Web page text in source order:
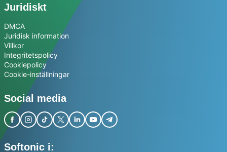
Juridiskt
DMCA
Juridisk information
Villkor
Integritetspolicy
Cookiepolicy
Cookie-inställningar
Social media
Softonic i: